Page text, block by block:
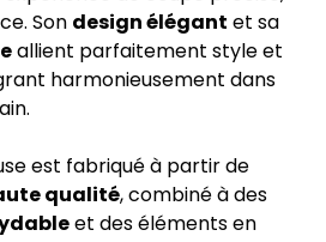
Son design élégant et sa
allient parfaitement style et
harmonieusement dans
est fabriqué à partir de
qualité, combiné à des
et des éléments en